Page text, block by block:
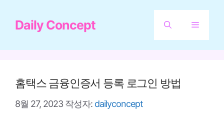
Daily Concept 메
홈택스 금융인증서 등록 로그인 방법
8월 27, 2023 작성자: dailyconcept